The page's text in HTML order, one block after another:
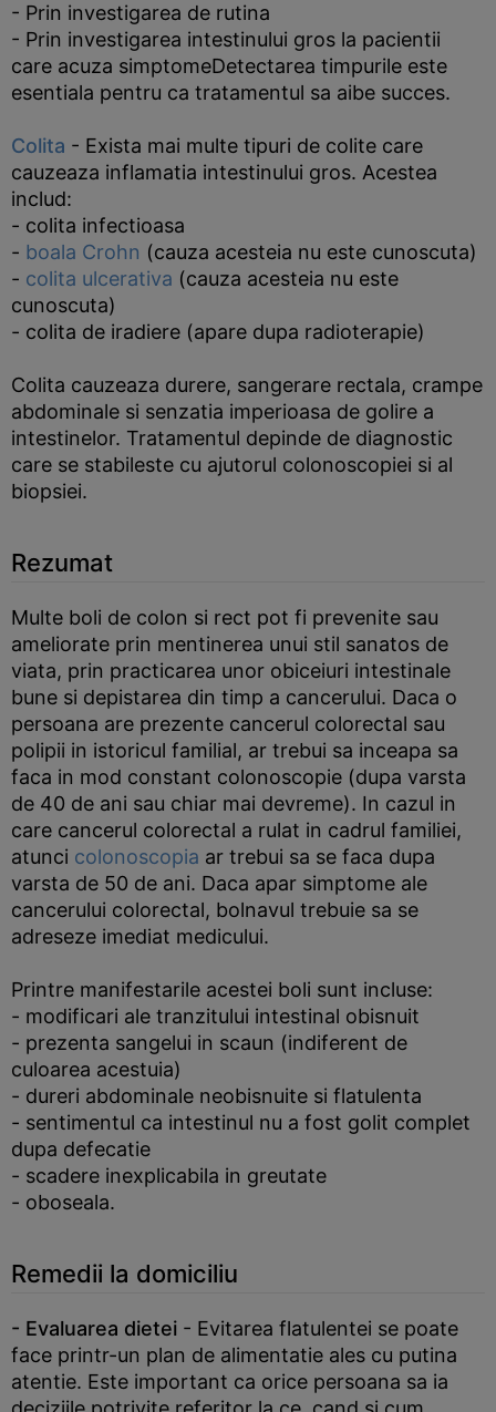
- Prin investigarea de rutina
- Prin investigarea intestinului gros la pacientii
care acuza simptomeDetectarea timpurile este
esentiala pentru ca tratamentul sa aibe succes.
Colita - Exista mai multe tipuri de colite care
cauzeaza inflamatia intestinului gros. Acestea
includ:
- colita infectioasa
- boala Crohn (cauza acesteia nu este cunoscuta)
- colita ulcerativa (cauza acesteia nu este
cunoscuta)
- colita de iradiere (apare dupa radioterapie)
Colita cauzeaza durere, sangerare rectala, crampe
abdominale si senzatia imperioasa de golire a
intestinelor. Tratamentul depinde de diagnostic
care se stabileste cu ajutorul colonoscopiei si al
biopsiei.
Rezumat
Multe boli de colon si rect pot fi prevenite sau
ameliorate prin mentinerea unui stil sanatos de
viata, prin practicarea unor obiceiuri intestinale
bune si depistarea din timp a cancerului. Daca o
persoana are prezente cancerul colorectal sau
polipii in istoricul familial, ar trebui sa inceapa sa
faca in mod constant colonoscopie (dupa varsta
de 40 de ani sau chiar mai devreme). In cazul in
care cancerul colorectal a rulat in cadrul familiei,
atunci colonoscopia ar trebui sa se faca dupa
varsta de 50 de ani. Daca apar simptome ale
cancerului colorectal, bolnavul trebuie sa se
adreseze imediat medicului.
Printre manifestarile acestei boli sunt incluse:
- modificari ale tranzitului intestinal obisnuit
- prezenta sangelui in scaun (indiferent de
culoarea acestuia)
- dureri abdominale neobisnuite si flatulenta
- sentimentul ca intestinul nu a fost golit complet
dupa defecatie
- scadere inexplicabila in greutate
- oboseala.
Remedii la domiciliu
- Evaluarea dietei - Evitarea flatulentei se poate
face printr-un plan de alimentatie ales cu putina
atentie. Este important ca orice persoana sa ia